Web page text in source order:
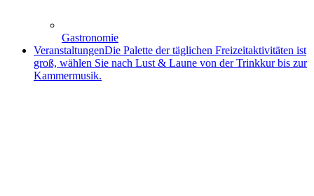
Gastronomie
VeranstaltungenDie Palette der täglichen Freizeitaktivitäten ist
groß, wählen Sie nach Lust & Laune von der Trinkkur bis zur
Kammermusik.